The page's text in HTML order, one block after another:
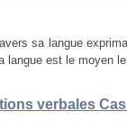
sa langue
langue est le moyen
verbales